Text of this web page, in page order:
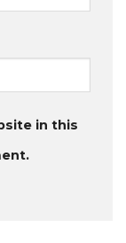
in this